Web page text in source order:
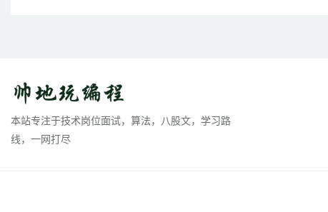
本站专注于技术岗位面试，算法，八股文，学习路
线，一网打尽